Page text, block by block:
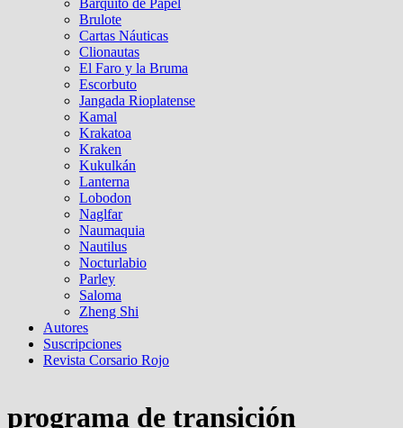
Barquito de Papel
Brulote
Cartas Náuticas
Clionautas
El Faro y la Bruma
Escorbuto
Jangada Rioplatense
Kamal
Krakatoa
Kraken
Kukulkán
Lanterna
Lobodon
Naglfar
Naumaquia
Nautilus
Nocturlabio
Parley
Saloma
Zheng Shi
Autores
Suscripciones
Revista Corsario Rojo
programa de transición